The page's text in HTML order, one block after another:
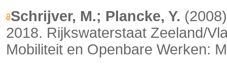
Schrijver, M.; Plancke, Y.
2018. Rijkswaterstaat Zeeland/
Mobiliteit en Openbare Werken: